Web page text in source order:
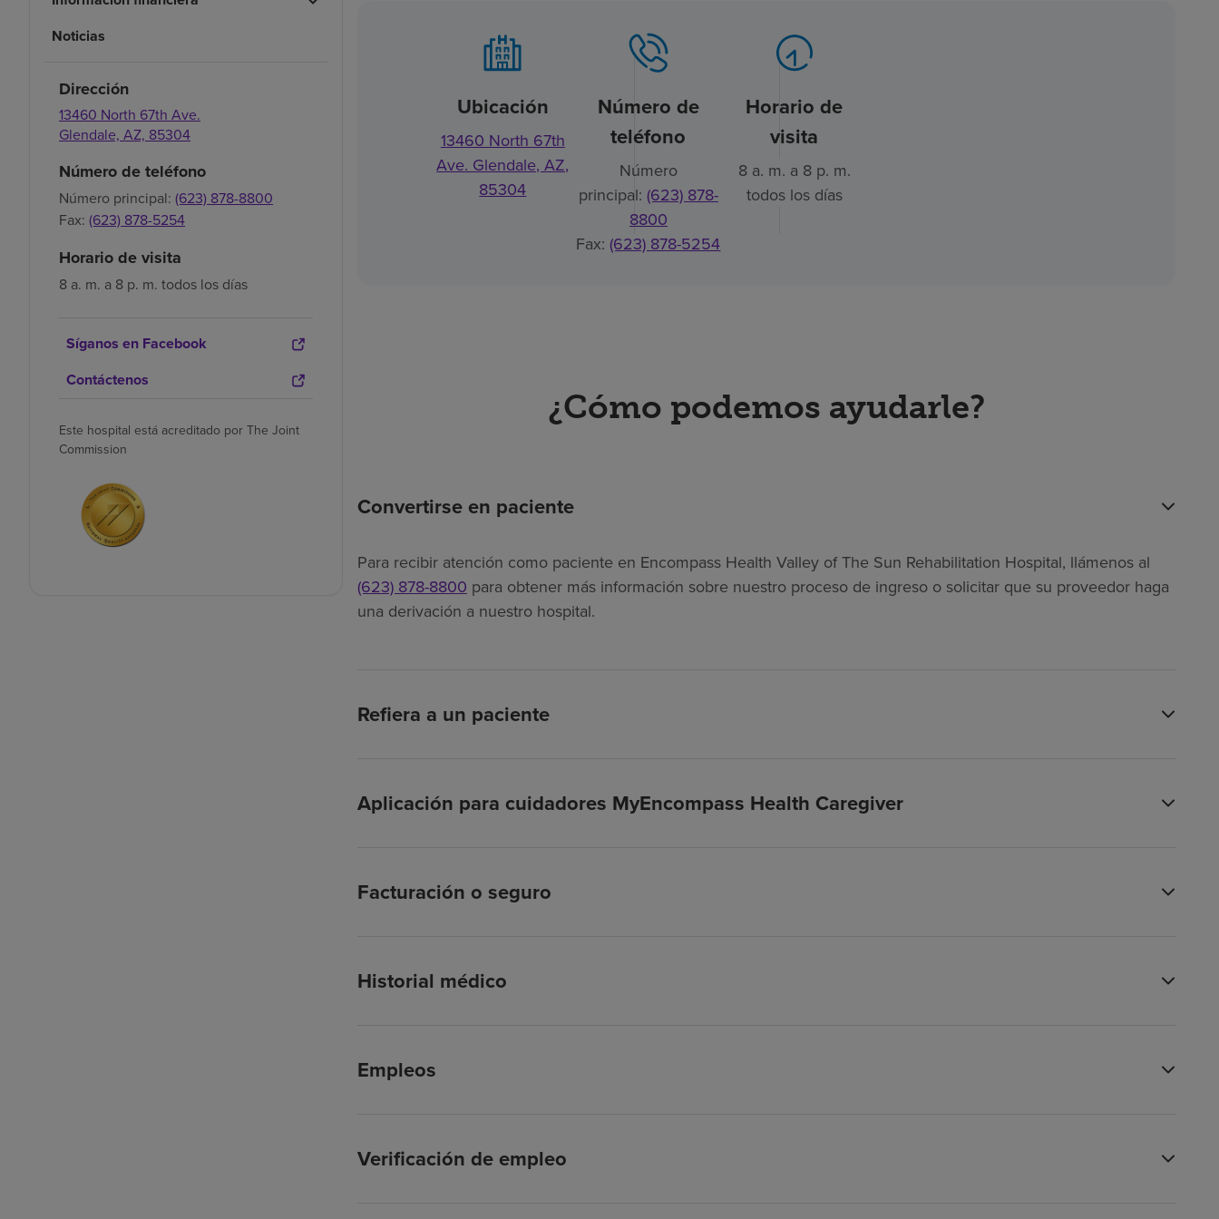
Noticias
Dirección
13460 North 67th Ave.
Glendale, AZ, 85304
Número de teléfono
Número principal: (623) 878-8800
Fax: (623) 878-5254
Horario de visita
8 a. m. a 8 p. m. todos los días
Síganos en Facebook
Contáctenos
Este hospital está acreditado por The Joint
Commission
Ubicación
13460 North 67th
Ave. Glendale, AZ,
85304
Número de
teléfono
Número
principal: (623) 878-
8800
Fax: (623) 878-5254
Horario de
visita
8 a. m. a 8 p. m.
todos los días
¿Cómo podemos ayudarle?
Convertirse en paciente
Para recibir atención como paciente en Encompass Health Valley of The Sun Rehabilitation Hospital, llámenos al
(623) 878-8800 para obtener más información sobre nuestro proceso de ingreso o solicitar que su proveedor haga
una derivación a nuestro hospital.
Refiera a un paciente
Aplicación para cuidadores MyEncompass Health Caregiver
Facturación o seguro
Historial médico
Empleos
Verificación de empleo